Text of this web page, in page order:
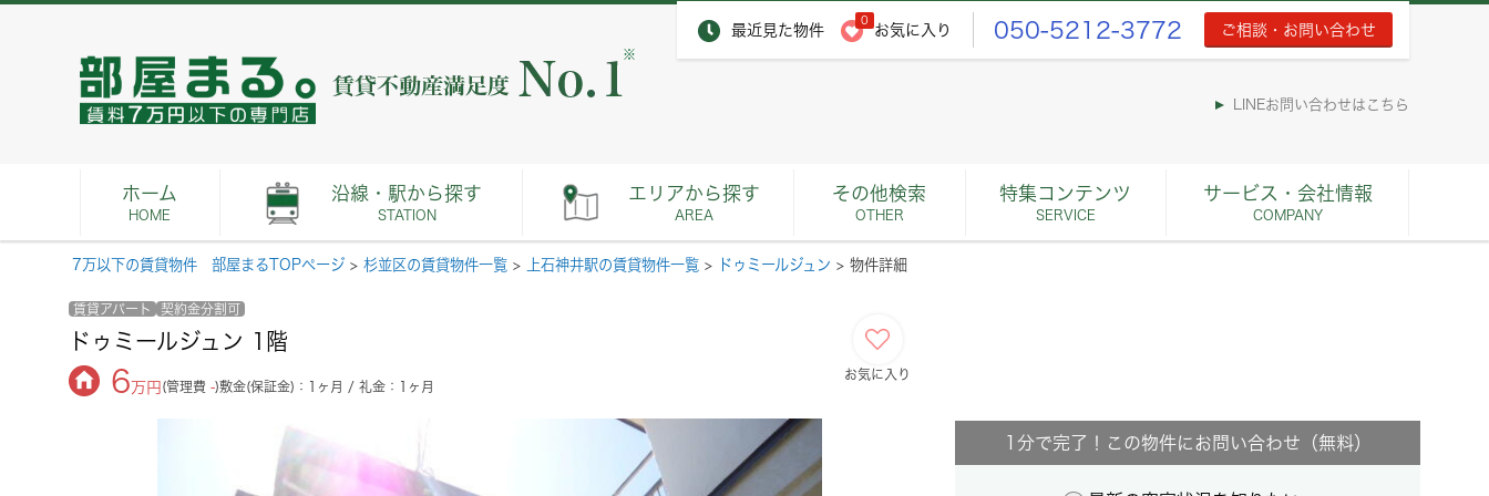
最近見た物件
0
お気に入り 050-5212-3772 ご相談・お問い合わせ
※
LINEお問い合わせはこちら
ホーム
HOME
沿線・駅から探す
STATION
エリアから探す
AREA
その他検索
OTHER
特集コンテンツ
SERVICE
サービス・会社情報
COMPANY
7万以下の賃貸物件 部屋まるTOPページ > 杉並区の賃貸物件一覧 > 上石神井駅の賃貸物件一覧 > ドゥミールジュン > 物件詳細
賃貸アパート 契約金分割可
ドゥミールジュン 1階
6 万円 (管理費 -)敷金(保証金)：1ヶ月 / 礼金：1ヶ月
お気に入り
1分で完了！この物件にお問い合わせ（無料）